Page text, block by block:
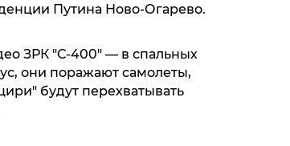
Путина Ново-Огарево.
ЗРК "С-400" — в спальных
они поражают самолеты,
будут перехватывать